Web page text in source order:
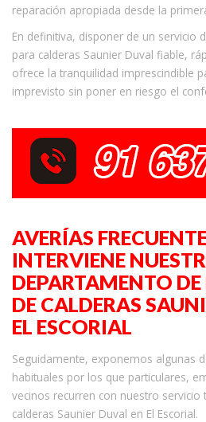
reparación apropiada desde la
En definitiva, disponer de un servicio
para calderas Saunier Duval fiable,
ofrece la tranquilidad imprescindible
imprevisto sin poner en riesgo el
AVERÍAS
INTERVIENE
DEPARTAMENTO
DE CALDERAS
EL ESCORIAL
Seguidamente, exponemos algunas
habituales por los que particulares,
vecinos recurren con nuestro servicio
calderas Saunier Duval en El Escorial.